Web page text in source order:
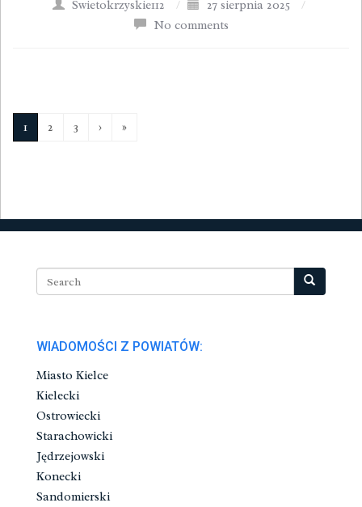
Swietokrzyskie112 / 27 sierpnia 2025
/
No comments
1 2 3 › »
WIADOMOŚCI Z POWIATÓW:
Miasto Kielce
Kielecki
Ostrowiecki
Starachowicki
Jędrzejowski
Konecki
Sandomierski